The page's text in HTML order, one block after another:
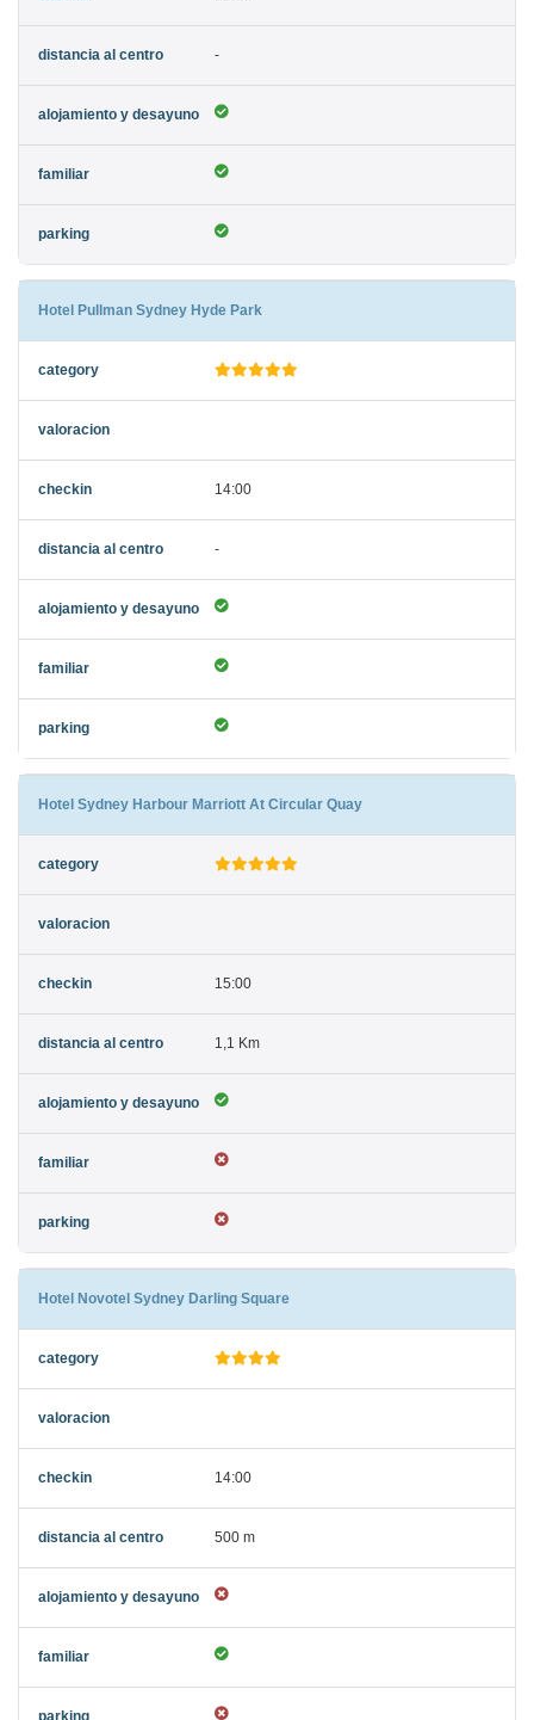
-
Hotel Pullman Sydney Hyde Park
14:00
-
Hotel Sydney Harbour Marriott At Circular Quay
15:00
1,1 Km
Hotel Novotel Sydney Darling Square
14:00
500 m